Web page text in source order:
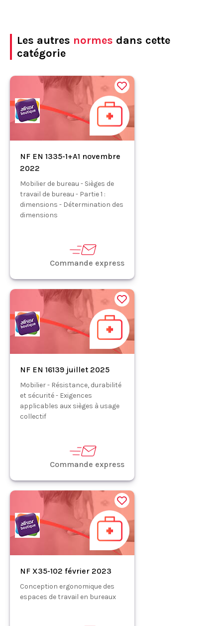
Les autres normes dans cette
catégorie
NF EN 1335-1+A1 novembre
2022
Mobilier de bureau - Sièges de
travail de bureau - Partie 1 :
dimensions - Détermination des
dimensions
Commande express
NF EN 16139 juillet 2025
Mobilier - Résistance, durabilité
et sécurité - Exigences
applicables aux sièges à usage
collectif
Commande express
NF X35-102 février 2023
Conception ergonomique des
espaces de travail en bureaux